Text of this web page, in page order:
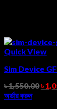
Quick View
Sim Device
৳1,550.00৳
অর্ডার করুন